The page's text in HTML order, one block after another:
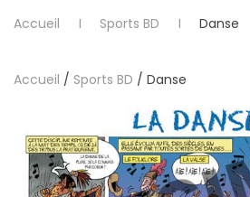
Accueil Sports BD Danse
Accueil / Sports BD / Danse